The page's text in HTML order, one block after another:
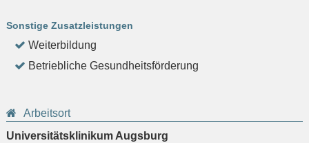
Sonstige Zusatzleistungen
Weiterbildung
Betriebliche Gesundheitsförderung
Arbeitsort
Universitätsklinikum Augsburg